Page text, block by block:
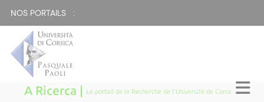
NOS PORTAILS :
A Ricerca | Le portail de la Recherche de l'Université de Corse